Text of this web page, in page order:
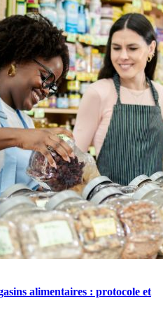
alimentaires : protocole et